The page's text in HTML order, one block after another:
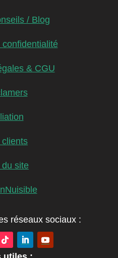
/ Blog
& CGU
clients
du site
réseaux sociaux :